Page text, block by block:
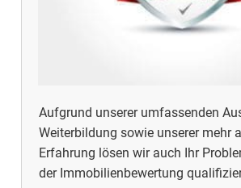
Aufgrund unserer umfassenden
Weiterbildung sowie unserer mehr
Erfahrung lösen wir auch Ihr
der Immobilienbewertung